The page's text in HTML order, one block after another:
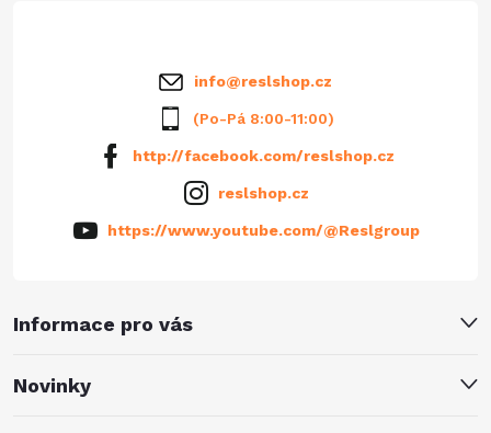
Informace pro vás
Novinky
info@reslshop.cz
(Po-Pá 8:00-11:00)
http://facebook.com/reslshop.cz
reslshop.cz
https://www.youtube.com/@Reslgroup